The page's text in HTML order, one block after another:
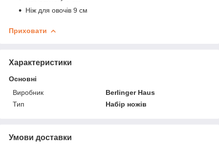
Ніж для овочів 9 см
Приховати
Характеристики
Основні
Виробник
Berlinger Haus
Тип
Набір ножів
Умови доставки